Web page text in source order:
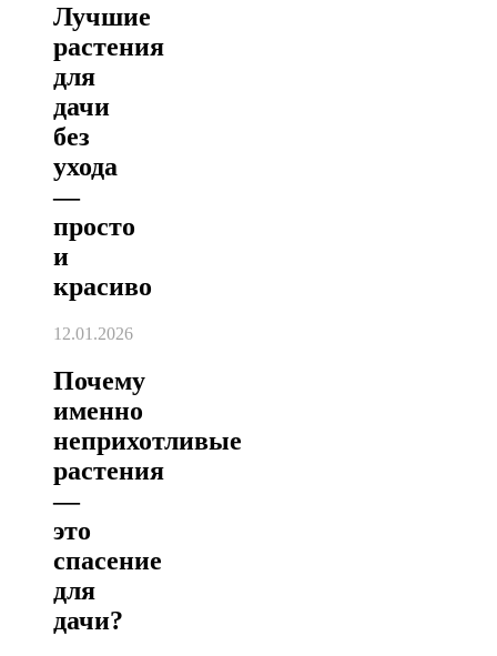
Лучшие
растения
для
дачи
без
ухода
—
просто
и
красиво
12.01.2026
Почему
именно
неприхотливые
растения
—
это
спасение
для
дачи?